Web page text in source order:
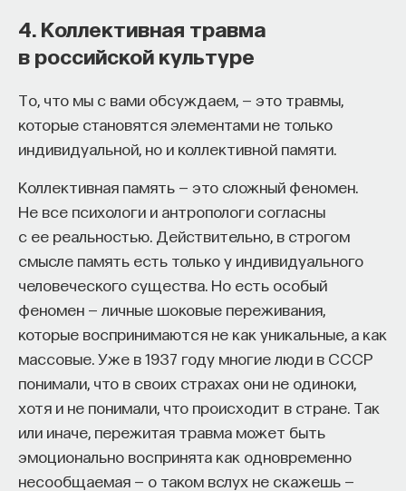
4. Коллективная травма
в российской культуре
То, что мы с вами обсуждаем, — это травмы,
которые становятся элементами не только
индивидуальной, но и коллективной памяти.
Коллективная память — это сложный феномен.
Не все психологи и антропологи согласны
с ее реальностью. Действительно, в строгом
смысле память есть только у индивидуального
человеческого существа. Но есть особый
феномен — личные шоковые переживания,
которые воспринимаются не как уникальные, а как
массовые. Уже в 1937 году многие люди в СССР
понимали, что в своих страхах они не одиноки,
хотя и не понимали, что происходит в стране. Так
или иначе, пережитая травма может быть
эмоционально воспринята как одновременно
несообщаемая — о таком вслух не скажешь —